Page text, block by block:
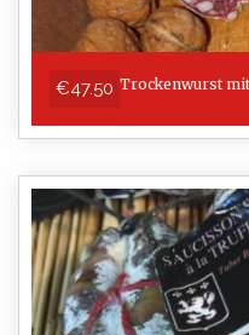
€47.50 Trockenwurst